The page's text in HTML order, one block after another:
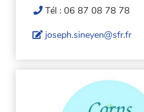
Tél : 06 87 08 78 78
joseph.sineyen@sfr.fr